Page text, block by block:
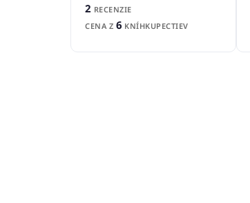
2 RECENZIE
CENA Z 6 KNÍHKUPECTIEV